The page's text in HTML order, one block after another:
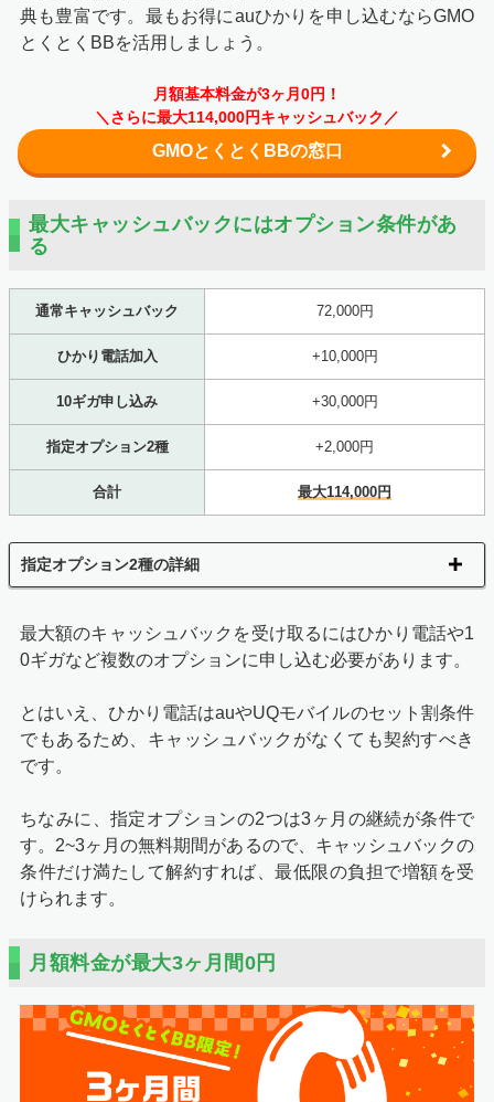
典も豊富です。最もお得にauひかりを申し込むならGMO
とくとくBBを活用しましょう。
月額基本料金が3ヶ月0円！
＼さらに最大114,000円キャッシュバック／
GMOとくとくBBの窓口
最大キャッシュバックにはオプション条件があ
る
通常キャッシュバック 72,000円
ひかり電話加入 +10,000円
10ギガ申し込み +30,000円
指定オプション2種 +2,000円
合計 最大114,000円
指定オプション2種の詳細
最大額のキャッシュバックを受け取るにはひかり電話や1
0ギガなど複数のオプションに申し込む必要があります。
とはいえ、ひかり電話はauやUQモバイルのセット割条件
でもあるため、キャッシュバックがなくても契約すべき
です。
ちなみに、指定オプションの2つは3ヶ月の継続が条件で
す。2~3ヶ月の無料期間があるので、キャッシュバックの
条件だけ満たして解約すれば、最低限の負担で増額を受
けられます。
月額料金が最大3ヶ月間0円